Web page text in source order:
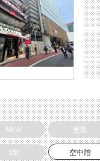
NEW 更新
1階 空中階